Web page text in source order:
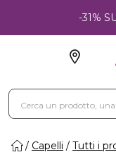
-31%
Capelli Tutti i